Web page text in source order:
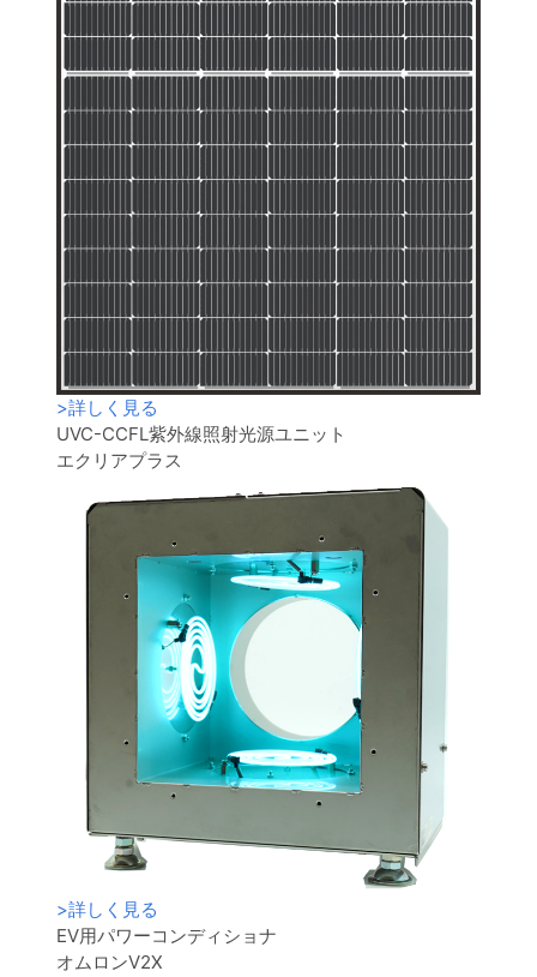
>詳しく見る
UVC-CCFL紫外線照射光源ユニット
エクリアプラス
>詳しく見る
EV用パワーコンディショナ
オムロンV2X